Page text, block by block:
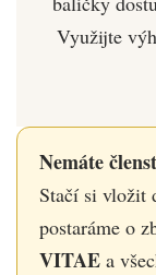
Využijte
Nemáte
Stačí si vložit
postaráme o
VITAE a